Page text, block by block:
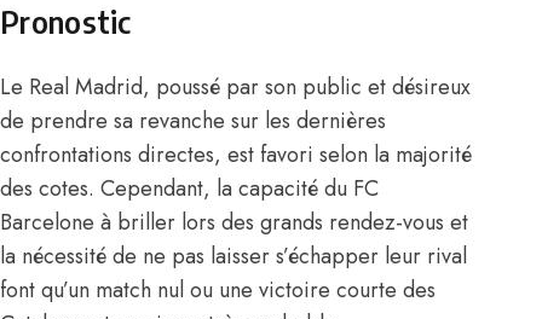
Pronostic
Le Real Madrid, poussé par son public et désireux
de prendre sa revanche sur les dernières
confrontations directes, est favori selon la majorité
des cotes. Cependant, la capacité du FC
Barcelone à briller lors des grands rendez-vous et
la nécessité de ne pas laisser s’échapper leur rival
font qu’un match nul ou une victoire courte des